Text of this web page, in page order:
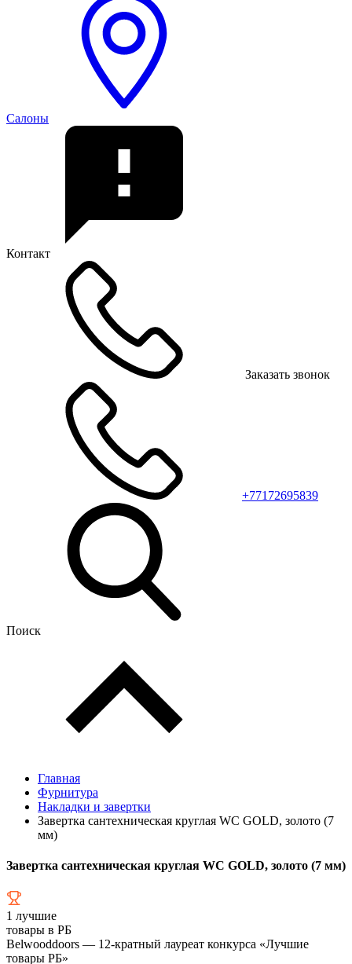
Салоны
Контакт
Заказать звонок
+77172695839
Поиск
Главная
Фурнитура
Накладки и завертки
Завертка сантехническая круглая WC GOLD, золото (7
мм)
Завертка сантехническая круглая WC GOLD, золото (7 мм)
1 лучшие
товары в РБ
Belwooddoors — 12-кратный лауреат конкурса «Лучшие
товары РБ»